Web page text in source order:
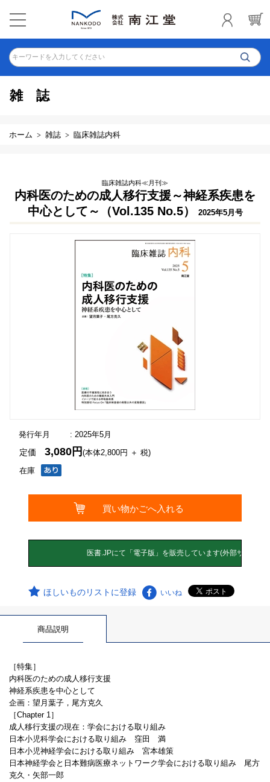
キーワードを入力してください
雑誌
ホーム 雑誌 臨床雑誌内科
臨床雑誌内科≪月刊≫
内科医のための成人移行支援～神経系疾患を
中心として～（Vol.135 No.5）
2025年5月号
発行年月 : 2025年5月
在庫
定価3,080円(本体2,800円 ＋ 税)
ほしいものリストに登録 いいね
商品説明
［特集］
内科医のための成人移行支援
神経系疾患を中心として
企画：望月葉子，尾方克久
［Chapter 1］
成人移行支援の現在：学会における取り組み
日本小児科学会における取り組み 窪田 満
日本小児神経学会における取り組み 宮本雄策
日本神経学会と日本難病医療ネットワーク学会における取り組み 尾方
克久・矢部一郎